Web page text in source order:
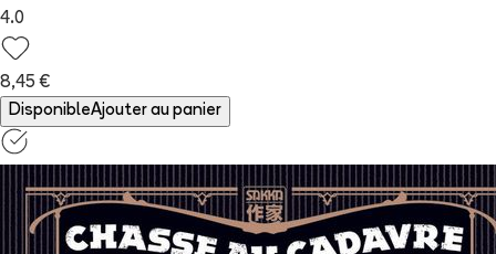
4.0
8,45 €
DisponibleAjouter au panier